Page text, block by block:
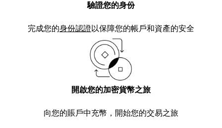
驗證您的身份
完成您的身份認證以保障您的帳戶和資產的安全
開啟您的加密貨幣之旅
向您的賬戶中充幣，開始您的交易之旅